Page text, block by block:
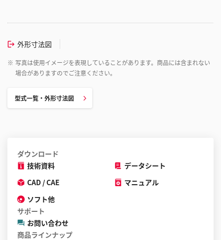
外形寸法図
※ 写真は使用イメージを表現していることがあります。商品には含まれない
場合がありますのでご注意ください。
型式一覧・外形寸法図
ダウンロード
技術資料
データシート
CAD / CAE
マニュアル
ソフト他
サポート
お問い合わせ
商品ラインナップ